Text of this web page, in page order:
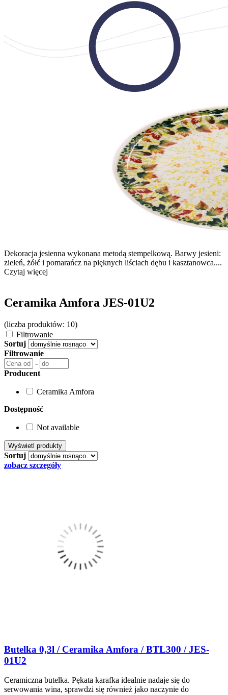
Dekoracja jesienna wykonana metodą stempelkową. Barwy jesieni:
zieleń, żółć i pomarańcz na pięknych liściach dębu i kasztanowca....
Czytaj więcej
Ceramika Amfora JES-01U2
(liczba produktów: 10)
Filtrowanie
Sortuj
Filtrowanie
-
Producent
Ceramika Amfora
Dostępność
Not available
Sortuj
zobacz szczegóły
Butelka 0,3l / Ceramika Amfora / BTL300 / JES-
01U2
Ceramiczna butelka. Pękata karafka idealnie nadaje się do
serwowania wina, sprawdzi się również jako naczynie do